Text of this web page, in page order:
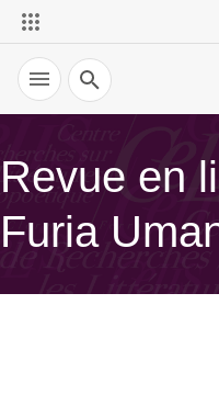
Recherche
Revue en
Furia